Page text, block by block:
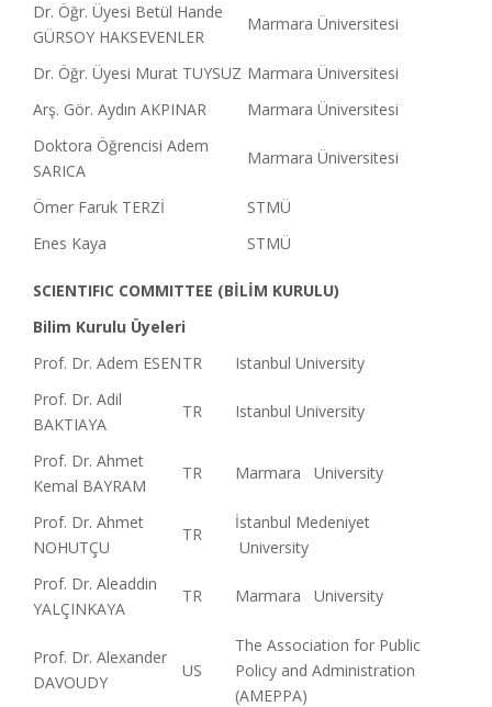
Dr. Öğr. Üyesi Betül Hande
GÜRSOY HAKSEVENLER
Marmara Üniversitesi
Dr. Öğr. Üyesi Murat TUYSUZ Marmara Üniversitesi
Arş. Gör. Aydın AKPINAR
Marmara Üniversitesi
Doktora Öğrencisi Adem
SARICA
Marmara Üniversitesi
Ömer Faruk TERZİ
STMÜ
Enes Kaya
STMÜ
SCIENTIFIC COMMITTEE (BİLİM KURULU)
Bilim Kurulu Üyeleri
Prof. Dr. Adem ESENTR
Istanbul University
Prof. Dr. Adil
BAKTIAYA
TR Istanbul University
Prof. Dr. Ahmet
Kemal BAYRAM
TR Marmara University
Prof. Dr. Ahmet
NOHUTÇU
TR
İstanbul Medeniyet
University
Prof. Dr. Aleaddin
YALÇINKAYA
TR Marmara University
Prof. Dr. Alexander
DAVOUDY
US
The Association for Public
Policy and Administration
(AMEPPA)